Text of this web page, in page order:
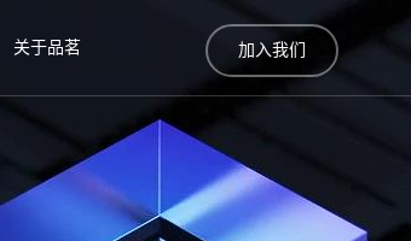
加入我们
关于品茗